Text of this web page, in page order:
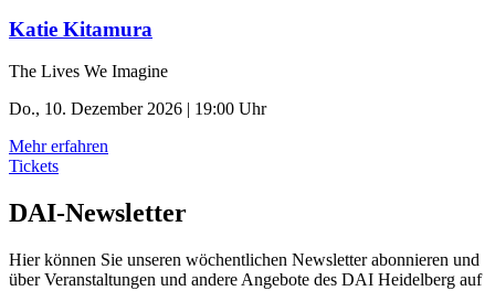
Katie Kitamura
The Lives We Imagine
Do., 10. Dezember 2026 | 19:00 Uhr
Mehr erfahren
Tickets
DAI-Newsletter
Hier können Sie unseren wöchentlichen Newsletter abonnieren und
über Veranstaltungen und andere Angebote des DAI Heidelberg auf